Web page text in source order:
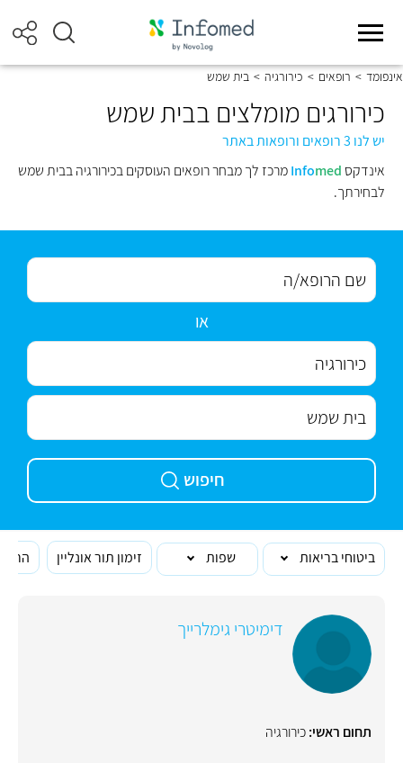
אינפומד > רופאים > כירורגיה > בית שמש
כירורגים מומלצים בבית שמש
יש לנו 3 רופאים ורופאות באתר
אינדקס
Infomed
מרכז לך מבחר רופאים העוסקים בכירורגיה בבית שמש
לבחירתך.
או
חיפוש
ביטוחי בריאות שפות זימון תור אונליין
דימיטרי גימלרייך
תחום ראשי:כירורגיה